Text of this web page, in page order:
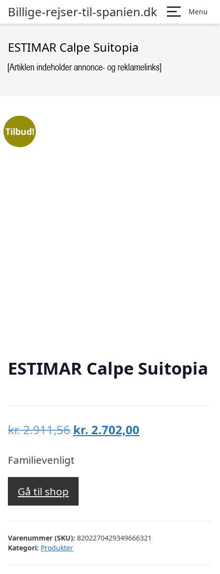
Billige-rejser-til-spanien.dk Menu
ESTIMAR Calpe Suitopia
Tilbud!
ESTIMAR Calpe Suitopia
kr.2.911,56 Den
pris
var:
kr. 2.702,00
Familievenligt
Gå til shop
Varenummer (SKU): 8202270429349666321
Kategori: Produkter